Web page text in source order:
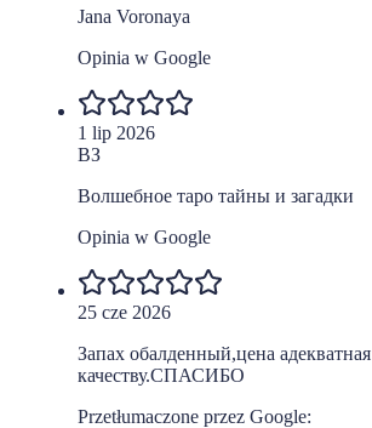
Jana Voronaya
Opinia w Google
1 lip 2026
ВЗ
Волшебное таро тайны и загадки
Opinia w Google
25 cze 2026
Запах обалденный,цена адекватная
качеству.СПАСИБО
Przetłumaczone przez Google: